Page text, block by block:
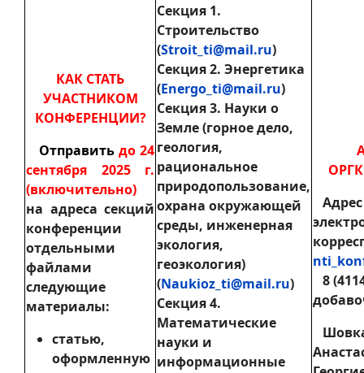
КАК СТАТЬ
УЧАСТНИКОМ
КОНФЕРЕНЦИИ?
Отправитьдо 24
сентября 2025 г.
(включительно)
на адреса секций
конференции
отдельными
файлами
следующие
материалы:
статью,
оформленную
Секция 1.
Строительство
(Stroit_ti@mail.ru)
Секция 2. Энергетика
(Energo_ti@mail.ru)
Секция 3. Науки о
Земле (горное дело,
геология,
рациональное
природопользование,
охрана окружающей
среды, инженерная
экология,
геоэкология)
(Naukioz_ti@mail.ru)
Секция 4.
Математические
науки и
информационные
8